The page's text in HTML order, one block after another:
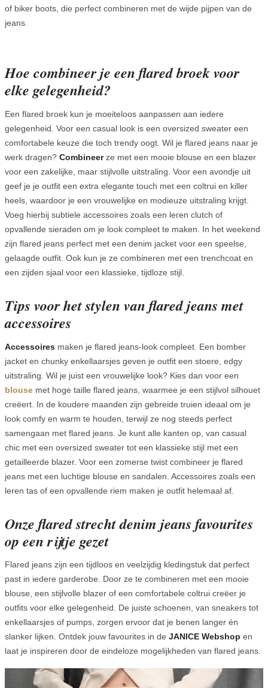
of biker boots, die perfect combineren met de wijde pijpen van de
jeans.
Hoe combineer je een flared broek voor
elke gelegenheid?
Een flared broek kun je moeiteloos aanpassen aan iedere
gelegenheid. Voor een casual look is een oversized sweater een
comfortabele keuze die toch trendy oogt. Wil je flared jeans naar je
werk dragen? Combineerze met een mooie blouse en een blazer
voor een zakelijke, maar stijlvolle uitstraling. Voor een avondje uit
geef je je outfit een extra elegante touch met een coltrui en killer
heels, waardoor je een vrouwelijke en modieuze uitstraling krijgt.
Voeg hierbij subtiele accessoires zoals een leren clutch of
opvallende sieraden om je look compleet te maken. In het weekend
zijn flared jeans perfect met een denim jacket voor een speelse,
gelaagde outfit. Ook kun je ze combineren met een trenchcoat en
een zijden sjaal voor een klassieke, tijdloze stijl.
Tips voor het stylen van flared jeans met
accessoires
Accessoires maken je flared jeans-look compleet. Een bomber
jacket en chunky enkellaarsjes geven je outfit een stoere, edgy
uitstraling. Wil je juist een vrouwelijke look? Kies dan voor een
blouse met hoge taille flared jeans, waarmee je een stijlvol silhouet
creëert. In de koudere maanden zijn gebreide truien ideaal om je
look comfy en warm te houden, terwijl ze nog steeds perfect
samengaan met flared jeans. Je kunt alle kanten op, van casual
chic met een oversized sweater tot een klassieke stijl met een
getailleerde blazer. Voor een zomerse twist combineer je flared
jeans met een luchtige blouse en sandalen. Accessoires zoals een
leren tas of een opvallende riem maken je outfit helemaal af.
Onze flared strecht denim jeans favourites
op een rijtje gezet
Flared jeans zijn een tijdloos en veelzijdig kledingstuk dat perfect
past in iedere garderobe. Door ze te combineren met een mooie
blouse, een stijlvolle blazer of een comfortabele coltrui creëer je
outfits voor elke gelegenheid. De juiste schoenen, van sneakers tot
enkellaarsjes of pumps, zorgen ervoor dat je benen langer én
slanker lijken. Ontdek jouw favourites in de JANICE Webshop en
laat je inspireren door de eindeloze mogelijkheden van flared jeans.